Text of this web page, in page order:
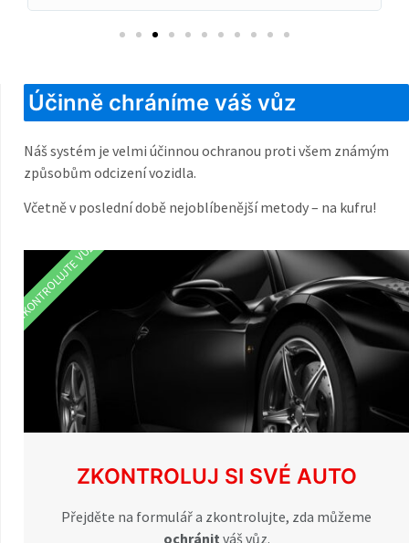
Účinně chráníme váš vůz
Náš systém je velmi účinnou ochranou proti všem známým
způsobům odcizení vozidla.
Včetně v poslední době nejoblíbenější metody – na kufru!
ZKONTROLUJ SI SVÉ AUTO
Přejděte na formulář a zkontrolujte, zda můžeme
ochránit váš vůz.
ZKONTROLUJTE VŮZ